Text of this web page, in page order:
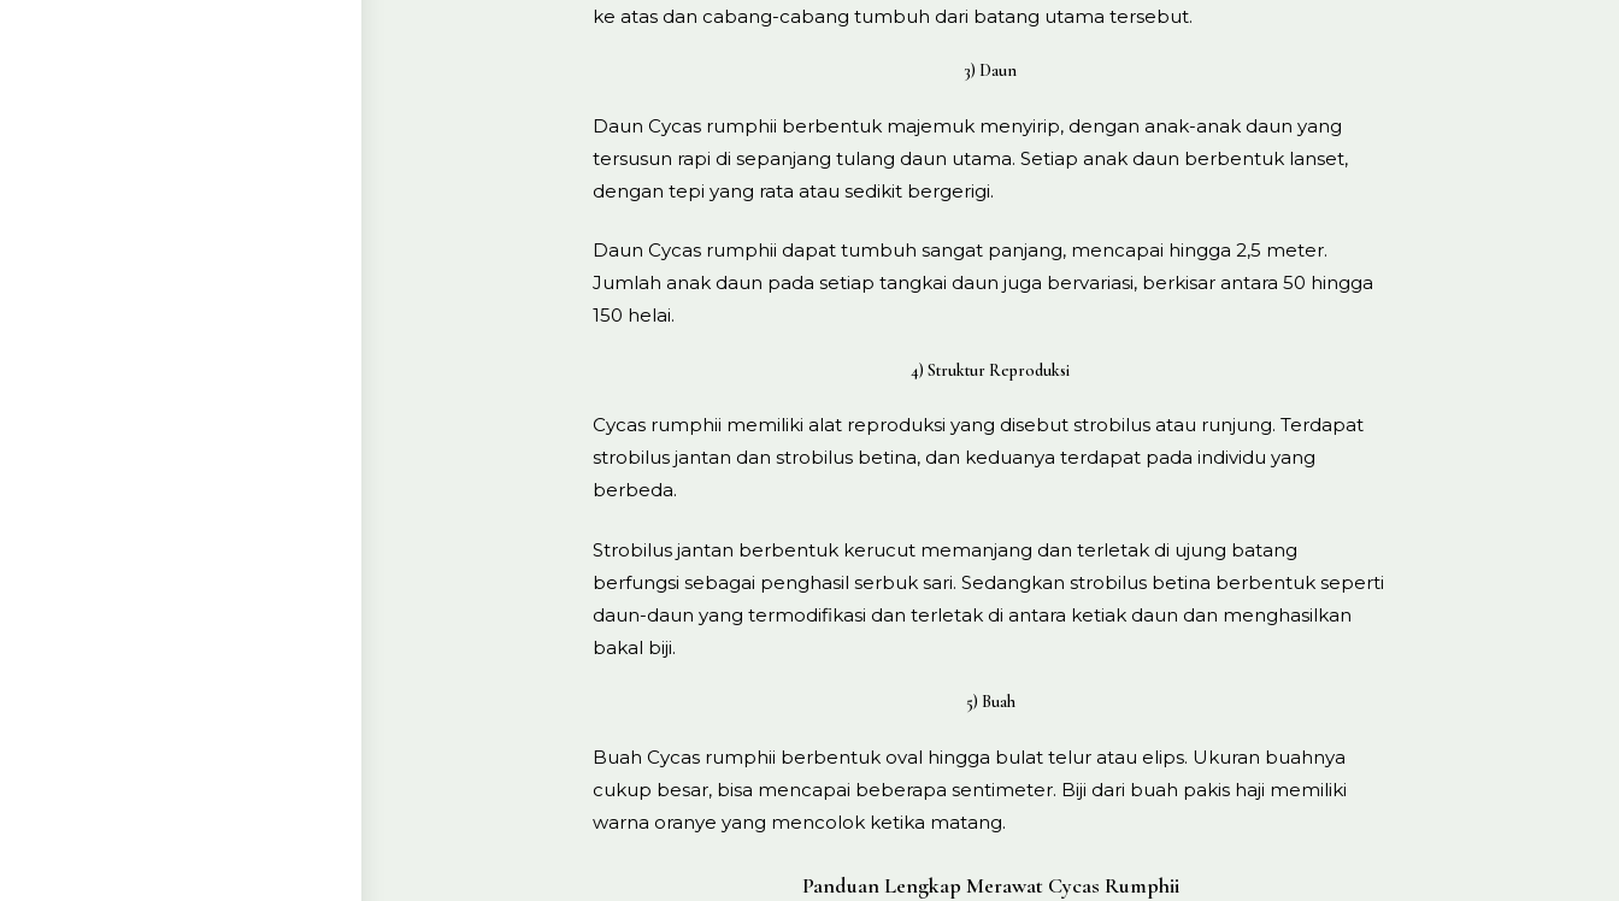
ke atas dan cabang-cabang tumbuh dari batang utama tersebut.
3) Daun
Daun Cycas rumphii berbentuk majemuk menyirip, dengan anak-anak daun yang
tersusun rapi di sepanjang tulang daun utama. Setiap anak daun berbentuk lanset,
dengan tepi yang rata atau sedikit bergerigi.
Daun Cycas rumphii dapat tumbuh sangat panjang, mencapai hingga 2,5 meter.
Jumlah anak daun pada setiap tangkai daun juga bervariasi, berkisar antara 50 hingga
150 helai.
4) Struktur Reproduksi
Cycas rumphii memiliki alat reproduksi yang disebut strobilus atau runjung. Terdapat
strobilus jantan dan strobilus betina, dan keduanya terdapat pada individu yang
berbeda.
Strobilus jantan berbentuk kerucut memanjang dan terletak di ujung batang
berfungsi sebagai penghasil serbuk sari. Sedangkan strobilus betina berbentuk seperti
daun-daun yang termodifikasi dan terletak di antara ketiak daun dan menghasilkan
bakal biji.
5) Buah
Buah Cycas rumphii berbentuk oval hingga bulat telur atau elips. Ukuran buahnya
cukup besar, bisa mencapai beberapa sentimeter. Biji dari buah pakis haji memiliki
warna oranye yang mencolok ketika matang.
Panduan Lengkap Merawat Cycas Rumphii